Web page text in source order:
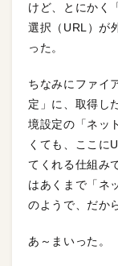
けど、とにかく
選択（URL）が
った。
ちなみにファイ
定」に、取得し
境設定の「ネッ
くても、ここに
てくれる仕組み
はあくまで「ネ
のようで、だか
あ～まいった。